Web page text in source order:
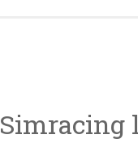
Simracing